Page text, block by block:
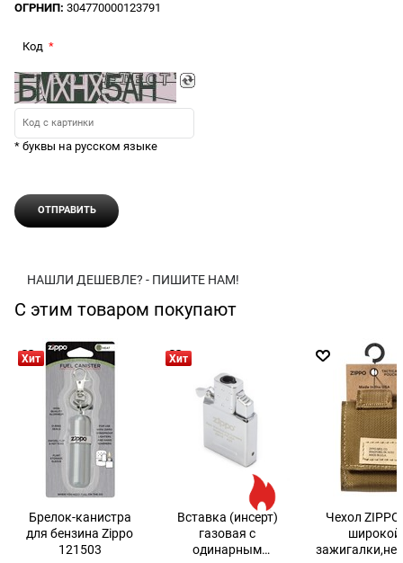
ОГРНИП: 304770000123791
Код
* буквы на русском языке
НАШЛИ ДЕШЕВЛЕ? - ПИШИТЕ НАМ!
С этим товаром покупают
Хит
Брелок-канистра
для бензина Zippo
121503
Хит
Вставка (инсерт)
газовая с
одинарным
Чехол
широкой